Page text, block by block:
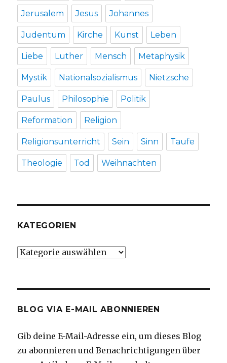
Jerusalem Jesus Johannes
Judentum Kirche Kunst Leben
Liebe Luther Mensch Metaphysik
Mystik Nationalsozialismus Nietzsche
Paulus Philosophie Politik
Reformation Religion
Religionsunterricht Sein Sinn Taufe
Theologie Tod Weihnachten
KATEGORIEN
Kategorien
BLOG VIA E-MAIL ABONNIEREN
Gib deine E-Mail-Adresse ein, um dieses Blog
zu abonnieren und Benachrichtigungen über